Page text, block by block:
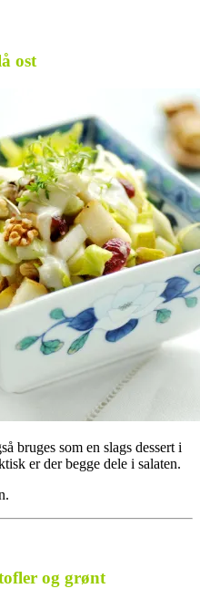
ost
bruges som en slags dessert i
er der begge dele i salaten.
og grønt